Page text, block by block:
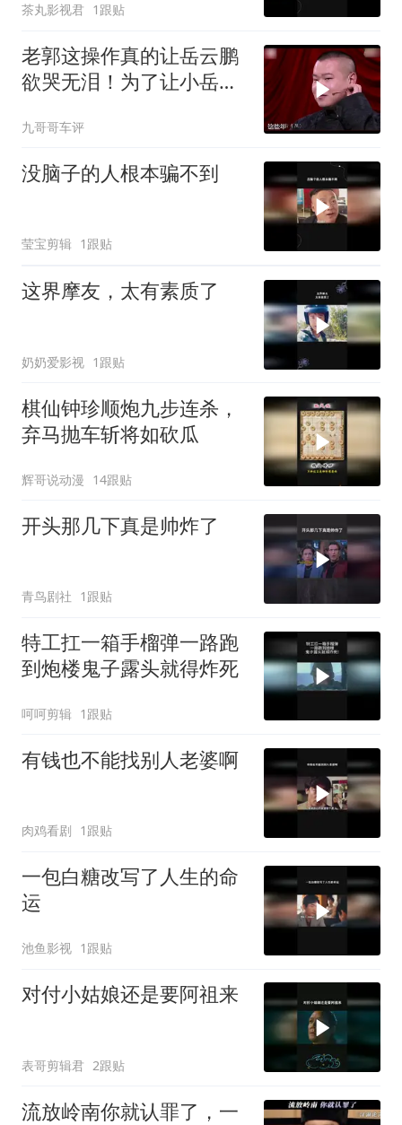
茶丸影视君 1跟贴
老郭这操作真的让岳云鹏
欲哭无泪！为了让小岳岳
九哥哥车评
没脑子的人根本骗不到
莹宝剪辑 1跟贴
这界摩友，太有素质了
奶奶爱影视 1跟贴
棋仙钟珍顺炮九步连杀，
弃马抛车斩将如砍瓜
辉哥说动漫 14跟贴
开头那几下真是帅炸了
青鸟剧社 1跟贴
特工扛一箱手榴弹一路跑
到炮楼鬼子露头就得炸死
呵呵剪辑 1跟贴
有钱也不能找别人老婆啊
肉鸡看剧 1跟贴
一包白糖改写了人生的命
运
池鱼影视 1跟贴
对付小姑娘还是要阿祖来
表哥剪辑君 2跟贴
流放岭南你就认罪了，一